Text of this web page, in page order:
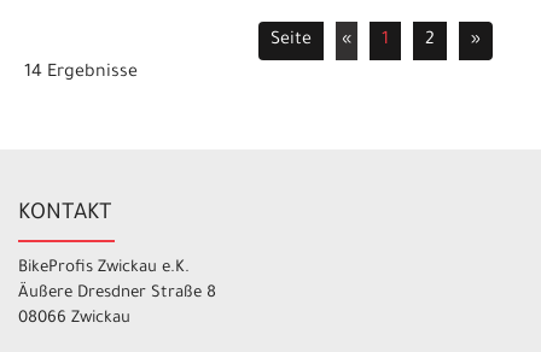
Seite « 1 2
»
14 Ergebnisse
KONTAKT
BikeProfis Zwickau e.K.
Äußere Dresdner Straße 8
08066 Zwickau